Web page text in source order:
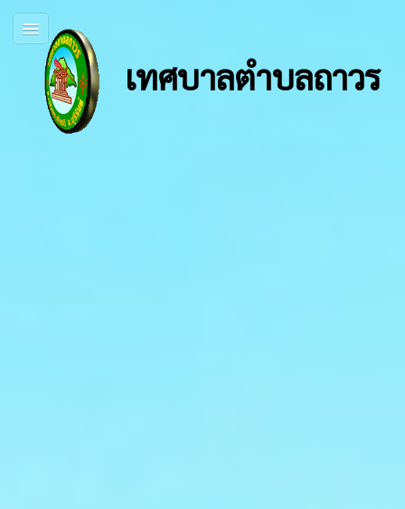
เทศบาลตำบลถาวร